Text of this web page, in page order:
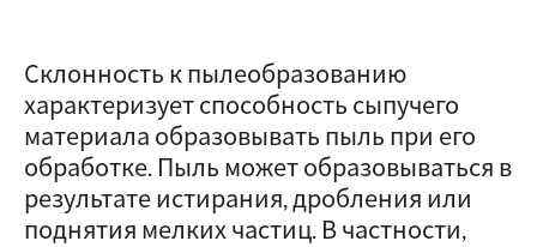
Склонность к пылеобразованию
характеризует способность сыпучего
материала образовывать пыль при его
обработке. Пыль может образовываться в
результате истирания, дробления или
поднятия мелких частиц. В частности,